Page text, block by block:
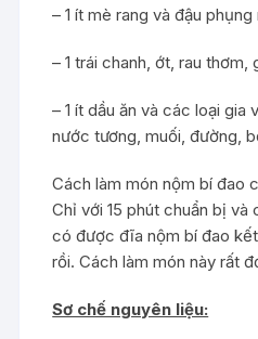
– 1 ít mè rang và đậu phụng
– 1 trái chanh, ớt, rau thơm,
– 1 ít dầu ăn và các loại
nước tương, muối, đường,
Cách làm món nộm bí đao
Chỉ với 15 phút chuẩn bị
có được đĩa nộm bí đao
rồi. Cách làm món này rất
Sơ chế nguyên liệu: